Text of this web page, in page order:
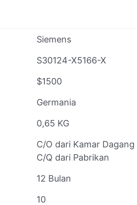
Siemens
S30124-X5166-X
$1500
Germania
0,65 KG
C/O dari Kamar Dagang
C/Q dari Pabrikan
12 Bulan
10